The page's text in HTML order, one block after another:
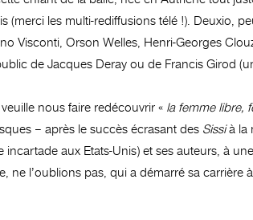
les multi-rediffusions télé !). Deuxio,
Visconti, Orson Welles, Henri-Georges
de Jacques Deray ou de Francis Girod
nous faire redécouvrir « la femme libre,
– après le succès écrasant des Sissià la
aux Etats-Unis) et ses auteurs, à
l’oublions pas, qui a démarré sa carrière